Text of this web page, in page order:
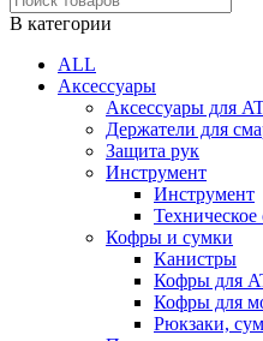
В категории
ALL
Аксессуары
Аксессуары для
Держатели для
Защита рук
Инструмент
Инструмент
Кофры и сумки
Канистры
Кофры для
Кофры для
Рюкзаки,